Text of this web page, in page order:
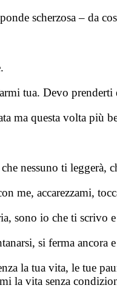
scherzosa – da
tua. Devo prenderti
ma questa volta più
nessuno ti leggerà,
me, accarezzami,
sono io che ti scrivo
si ferma ancora
la tua vita, le tue
la vita senza